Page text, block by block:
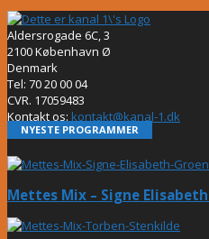
Aldersrogade 6C, 3
2100 København Ø
Denmark
Tel: 70 20 00 04
CVR. 17059483
Kontakt os: kontakt@kanal-1.dk
NYESTE PROGRAMMER
Mettes Mix – Signe